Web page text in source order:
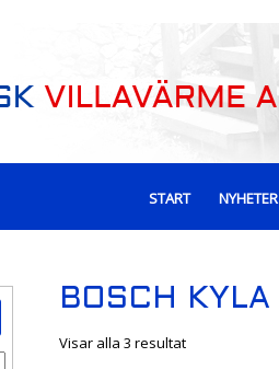
START NYHETER
BOSCH KYLA
Visar alla 3 resultat